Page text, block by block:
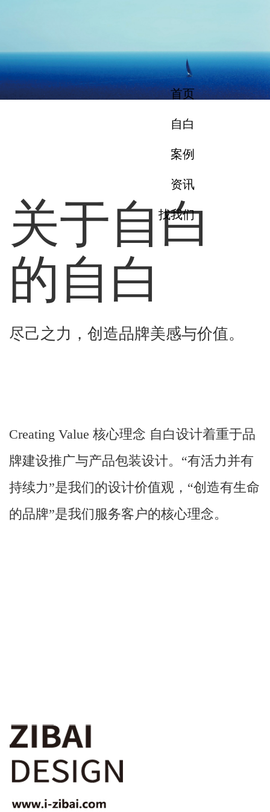
首页
自白
案例
资讯
找我们
关于自白
的自白
尽己之力，创造品牌美感与价值。
Creating Value 核心理念 自白设计着重于品
牌建设推广与产品包装设计。“有活力并有
持续力”是我们的设计价值观，“创造有生命
的品牌”是我们服务客户的核心理念。